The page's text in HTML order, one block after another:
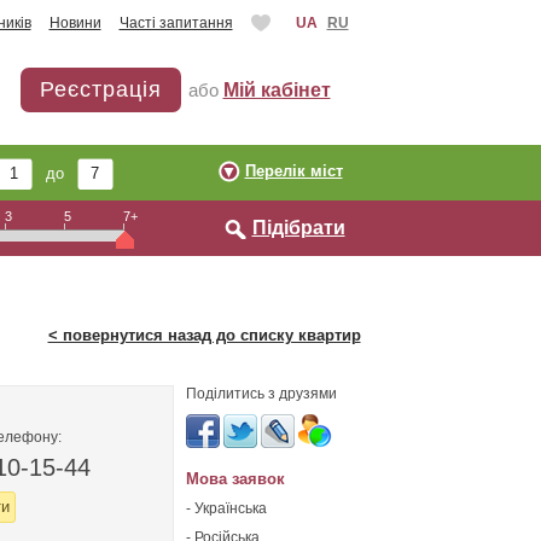
Новини Часті запитання UA RU
Реєстрація або Мій кабінет
до Перелік міст
3 5 7+
Підібрати
< повернутися назад до списку квартир
Поділитись з друзями
Мова заявок
- Українська
- Російська
15-44